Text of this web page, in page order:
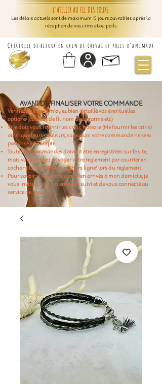
L'ATELIER AU FIL DES JOURS
Les délais actuels sont de maximum 15 jours ouvrables après la
réception de vos crins et/ou poils
Créatrice de bijoux en crin de cheval et poils d'animaux
AVANT DE FINALISER VOTRE COMMANDE
Vérifiez que vous m'ayez bien détaillé vos éventuelles
options (couleur de fil, nom des charms etc)
Si je dois vous fournir les crins, notez le (Me fournir les crins)
ainsi que leurs couleurs, sans quoi votre commande ne sera
pas prise en compte.
Toutes les commandes doivent être enregistrées sur le site,
mais vous pouvez envoyer votre règlement par courrier en
cochant la case "Paiement hors ligne" lors du règlement
Pour savoir si vos crins sont bien arrivés à mon domicile, je
vous invite à faire un envoi en suivi et de vous connecté au
service de la poste.